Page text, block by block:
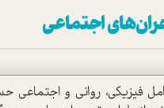
اجتماعی
فیزیکی، روانی و اجتماعی